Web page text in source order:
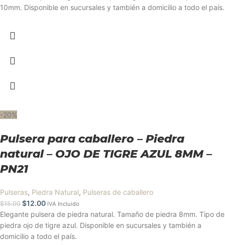
10mm. Disponible en sucursales y también a domicilio a todo el país.
-20%
Pulsera para caballero – Piedra
natural – OJO DE TIGRE AZUL 8MM –
PN21
Pulseras, Piedra Natural, Pulseras de caballero
$15.00 $12.00 IVA Incluido
Elegante pulsera de piedra natural. Tamaño de piedra 8mm. Tipo de
piedra ojo de tigre azul. Disponible en sucursales y también a
domicilio a todo el país.